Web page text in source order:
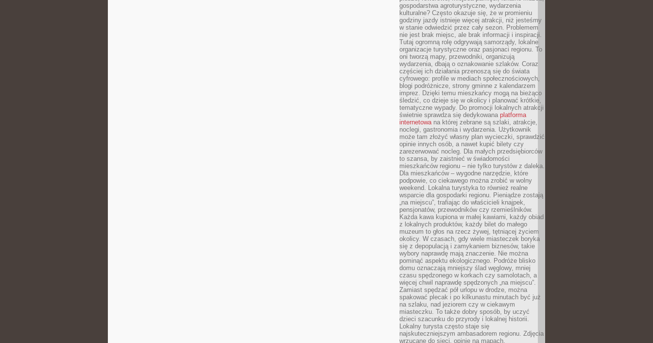
gospodarstwa agroturystyczne, wydarzenia
kulturalne? Często okazuje się, że w promieniu
godziny jazdy istnieje więcej atrakcji, niż jesteśmy
w stanie odwiedzić przez cały sezon. Problemem
nie jest brak miejsc, ale brak informacji i inspiracji.
Tutaj ogromną rolę odgrywają samorządy, lokalne
organizacje turystyczne oraz pasjonaci regionu. To
oni tworzą mapy, przewodniki, organizują
wydarzenia, dbają o oznakowanie szlaków. Coraz
częściej ich działania przenoszą się do świata
cyfrowego: profile w mediach społecznościowych,
blogi podróżnicze, strony gminne z kalendarzem
imprez. Dzięki temu mieszkańcy mogą na bieżąco
śledzić, co dzieje się w okolicy i planować krótkie,
tematyczne wypady. Do promocji lokalnych atrakcji
świetnie sprawdza się dedykowana platforma
internetowana której zebrane są szlaki, atrakcje,
noclegi, gastronomia i wydarzenia. Użytkownik
może tam złożyć własny plan wycieczki, sprawdzić
opinie innych osób, a nawet kupić bilety czy
zarezerwować nocleg. Dla małych przedsiębiorców
to szansa, by zaistnieć w świadomości
mieszkańców regionu – nie tylko turystów z daleka.
Dla mieszkańców – wygodne narzędzie, które
podpowie, co ciekawego można zrobić w wolny
weekend. Lokalna turystyka to również realne
wsparcie dla gospodarki regionu. Pieniądze zostają
„na miejscu”, trafiając do właścicieli knajpek,
pensjonatów, przewodników czy rzemieślników.
Każda kawa kupiona w małej kawiarni, każdy obiad
z lokalnych produktów, każdy bilet do małego
muzeum to głos na rzecz żywej, tętniącej życiem
okolicy. W czasach, gdy wiele miasteczek boryka
się z depopulacją i zamykaniem biznesów, takie
wybory naprawdę mają znaczenie. Nie można
pominąć aspektu ekologicznego. Podróże blisko
domu oznaczają mniejszy ślad węglowy, mniej
czasu spędzonego w korkach czy samolotach, a
więcej chwil naprawdę spędzonych „na miejscu”.
Zamiast spędzać pół urlopu w drodze, można
spakować plecak i po kilkunastu minutach być już
na szlaku, nad jeziorem czy w ciekawym
miasteczku. To także dobry sposób, by uczyć
dzieci szacunku do przyrody i lokalnej historii.
Lokalny turysta często staje się
najskuteczniejszym ambasadorem regionu. Zdjęcia
wrzucane do sieci, opinie na mapach,